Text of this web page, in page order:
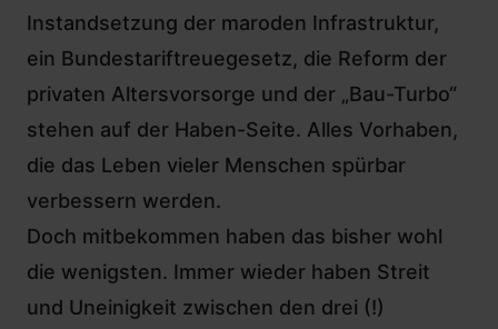
Instandsetzung der maroden Infrastruktur,
ein Bundestariftreuegesetz, die Reform der
privaten Altersvorsorge und der „Bau-Turbo“
stehen auf der Haben-Seite. Alles Vorhaben,
die das Leben vieler Menschen spürbar
verbessern werden.
Doch mitbekommen haben das bisher wohl
die wenigsten. Immer wieder haben Streit
und Uneinigkeit zwischen den drei (!)